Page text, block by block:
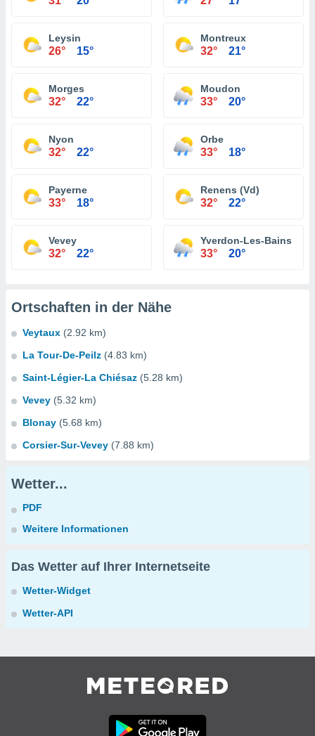
Leysin
26° 15°
Montreux
32° 21°
Morges
32° 22°
Moudon
33° 20°
Nyon
32° 22°
Orbe
33° 18°
Payerne
33° 18°
Renens (Vd)
32° 22°
Vevey
32° 22°
Yverdon-Les-Bains
33° 20°
Ortschaften in der Nähe
Veytaux (2.92 km)
La Tour-De-Peilz (4.83 km)
Saint-Légier-La Chiésaz (5.28 km)
Vevey (5.32 km)
Blonay (5.68 km)
Corsier-Sur-Vevey (7.88 km)
Wetter...
PDF
Weitere Informationen
Das Wetter auf Ihrer Internetseite
Wetter-Widget
Wetter-API